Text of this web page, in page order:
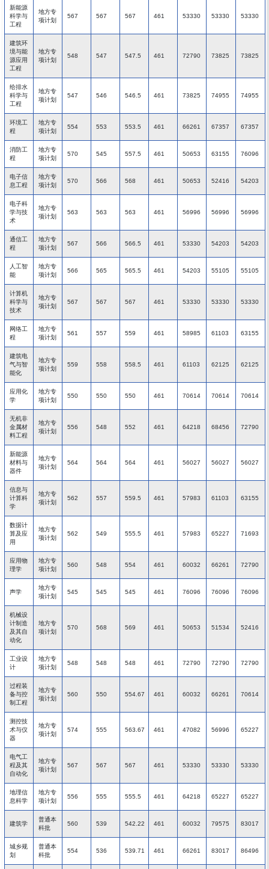
新能源
科学与
工程
地方专
项计划
567 567 567 461 53330 53330 53330
建筑环
境与能
源应用
工程
地方专
项计划
548 547 547.5 461 72790 73825 73825
给排水
科学与
工程
地方专
项计划
547 546 546.5 461 73825 74955 74955
环境工
程
地方专
项计划
554 553 553.5 461 66261 67357 67357
消防工
程
地方专
项计划
570 545 557.5 461 50653 63155 76096
电子信
息工程
地方专
项计划
570 566 568 461 50653 52416 54203
电子科
学与技
术
地方专
项计划
563 563 563 461 56996 56996 56996
通信工
程
地方专
项计划
567 566 566.5 461 53330 54203 54203
人工智
能
地方专
项计划
566 565 565.5 461 54203 55105 55105
计算机
科学与
技术
地方专
项计划
567 567 567 461 53330 53330 53330
网络工
程
地方专
项计划
561 557 559 461 58985 61103 63155
建筑电
气与智
能化
地方专
项计划
559 558 558.5 461 61103 62125 62125
应用化
学
地方专
项计划
550 550 550 461 70614 70614 70614
无机非
金属材
料工程
地方专
项计划
556 548 552 461 64218 68456 72790
新能源
材料与
器件
地方专
项计划
564 564 564 461 56027 56027 56027
信息与
计算科
学
地方专
项计划
562 557 559.5 461 57983 61103 63155
数据计
算及应
用
地方专
项计划
562 549 555.5 461 57983 65227 71693
应用物
理学
地方专
项计划
560 548 554 461 60032 66261 72790
声学
地方专
项计划
545 545 545 461 76096 76096 76096
机械设
计制造
及其自
动化
地方专
项计划
570 568 569 461 50653 51534 52416
工业设
计
地方专
项计划
548 548 548 461 72790 72790 72790
过程装
备与控
制工程
地方专
项计划
560 550 554.67 461 60032 66261 70614
测控技
术与仪
器
地方专
项计划
574 555 563.67 461 47082 56996 65227
电气工
程及其
自动化
地方专
项计划
567 567 567 461 53330 53330 53330
地理信
息科学
地方专
项计划
556 555 555.5 461 64218 65227 65227
建筑学
普通本
科批
560 539 542.22 461 60032 79575 83017
城乡规
划
普通本
科批
554 536 539.71 461 66261 83017 86496